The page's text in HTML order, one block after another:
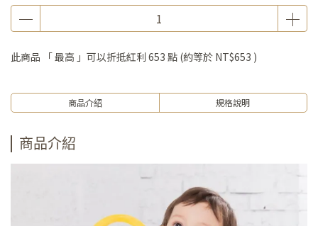
此商品 「 最高 」可以折抵紅利 653 點 (約等於 NT$653 )
商品介紹 規格說明
商品介紹